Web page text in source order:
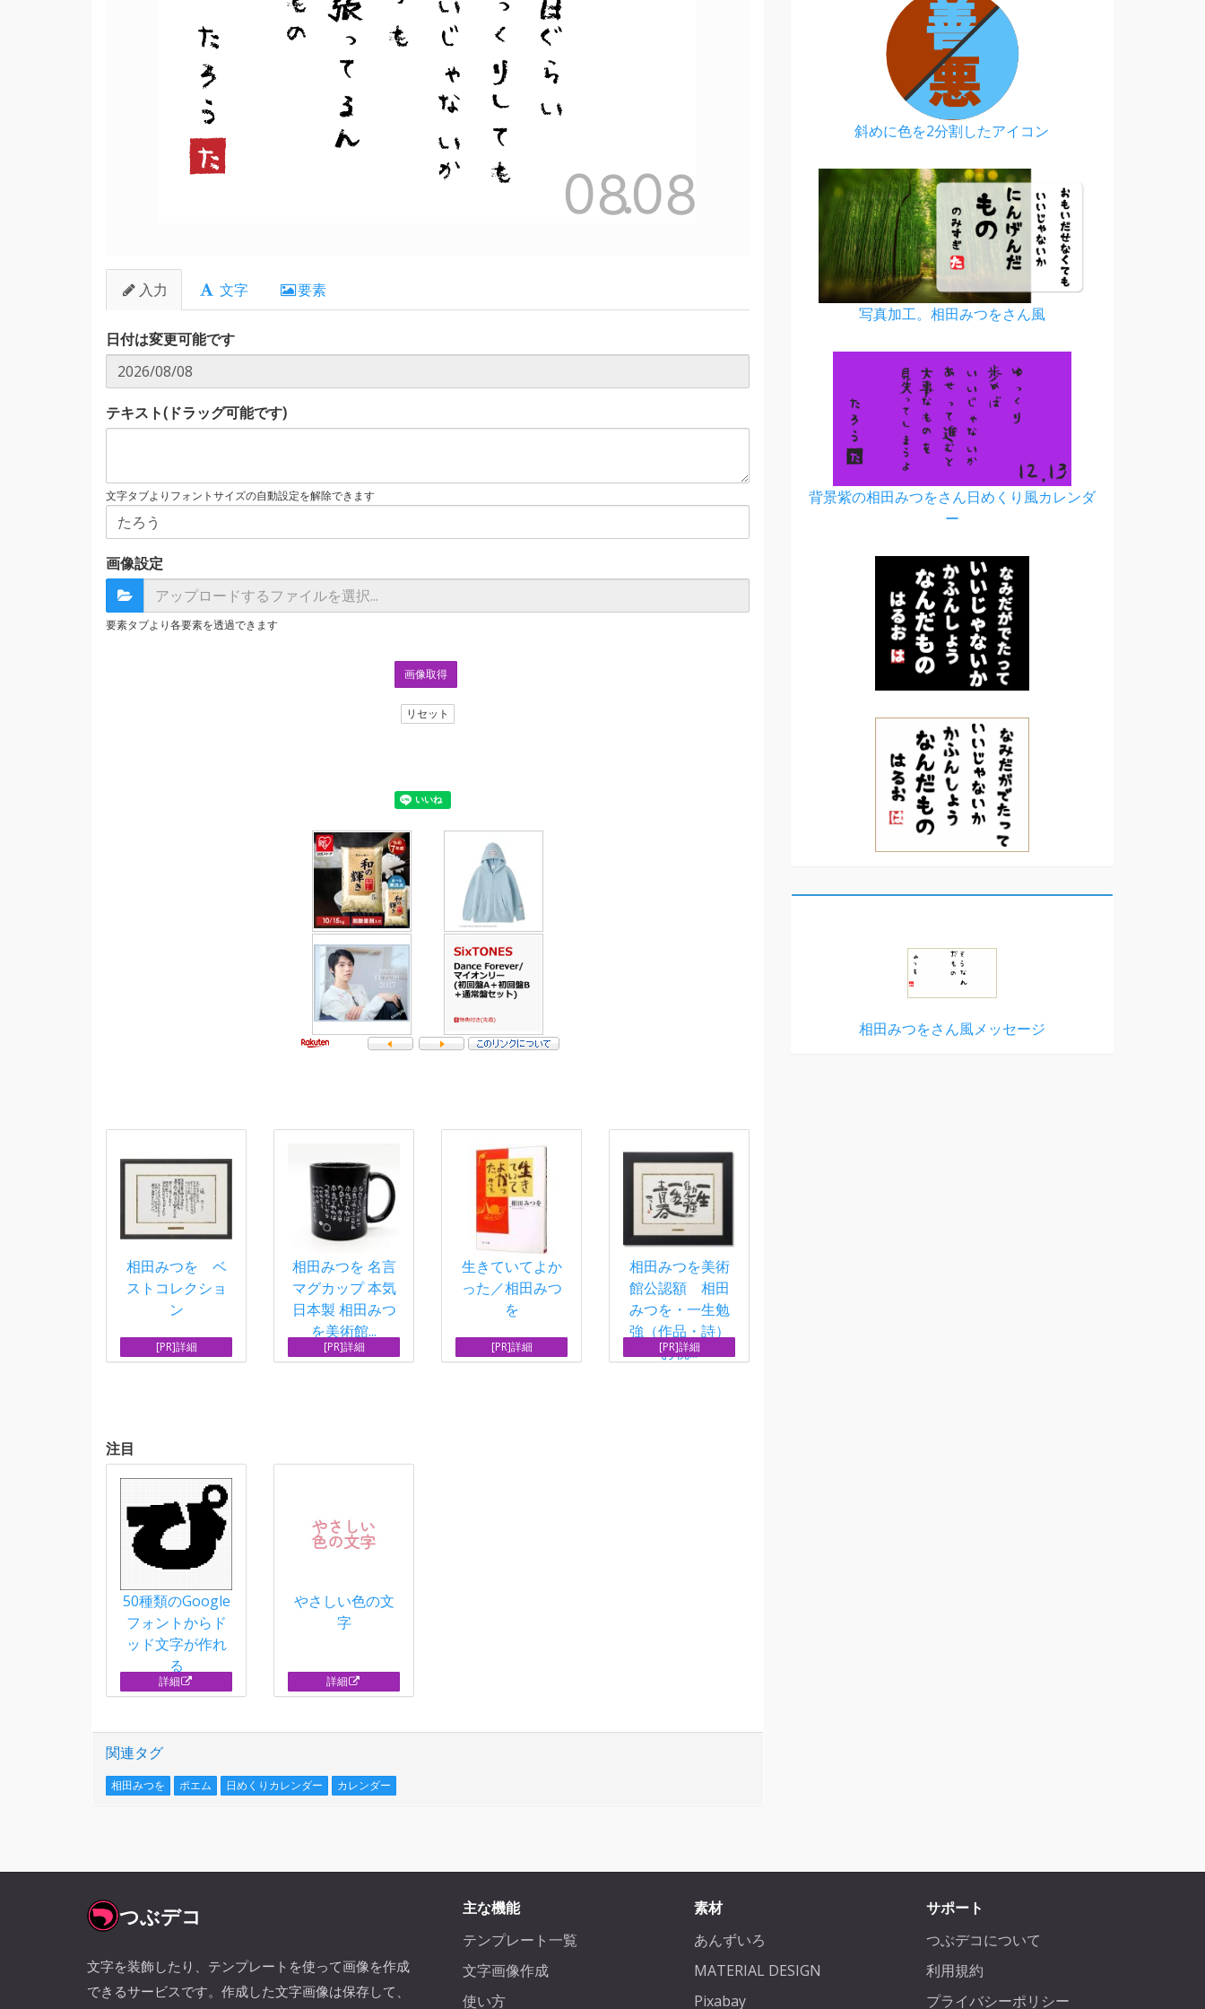
今日ぐらい
ゆっくりしても
いいじゃないか
頑張ってるん
たろう
た
08.08
入力 文字 要素
日付は変更可能です
テキスト(ドラッグ可能です)
文字タブよりフォントサイズの自動設定を解除できます
画像設定
要素タブより各要素を透過できます
画像取得
リセット
相田みつを ベ
ストコレクショ
ン
[PR]詳細
相田みつを 名言
マグカップ 本気
日本製 相田みつ
を美術館...
[PR]詳細
生きていてよか
った／相田みつ
を
[PR]詳細
相田みつを美術
館公認額 相田
みつを・一生勉
強（作品・詩）
お祝...
[PR]詳細
注目
50種類のGoogle
フォントからド
ッド文字が作れ
る
詳細
やさしい色の文
字
詳細
関連タグ
相田みつを ポエム 日めくりカレンダー カレンダー
斜めに色を2分割したアイコン
写真加工。相田みつをさん風
背景紫の相田みつをさん日めくり風カレンダ
ー
相田みつをさん風メッセージ
つぶデコ
文字を装飾したり、テンプレートを使って画像を作成
できるサービスです。作成した文字画像は保存して、
主な機能
テンプレート一覧
文字画像作成
使い方
素材
あんずいろ
MATERIAL DESIGN
Pixabay
サポート
つぶデコについて
利用規約
プライバシーポリシー